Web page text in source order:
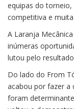
equipas do
competitiva e
A Laranja
inúmeras
lutou pelo
Do lado do From
acabou por fazer a
foram